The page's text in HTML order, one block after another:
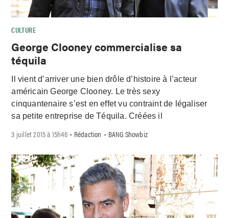
CULTURE
George Clooney commercialise sa
téquila
Il vient d’arriver une bien drôle d’histoire à l’acteur
américain George Clooney. Le très sexy
cinquantenaire s’est en effet vu contraint de légaliser
sa petite entreprise de Téquila. Créées il
3 juillet 2015 à 15h46- Rédaction - BANG Showbiz